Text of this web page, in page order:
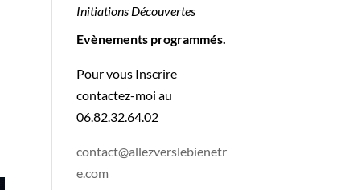
Initiations Découvertes
Evènements programmés.
Pour vous Inscrire
contactez-moi au
06.82.32.64.02
contact@allezverslebienetr
e.com